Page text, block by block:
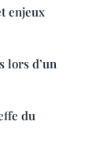
enjeux
lors d’un
du